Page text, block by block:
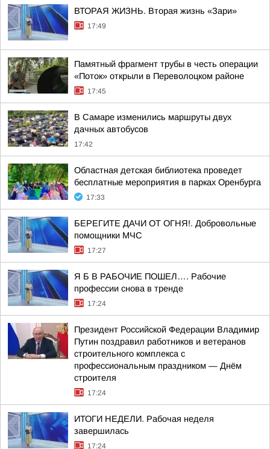
ВТОРАЯ ЖИЗНЬ. Вторая жизнь «Зари»
17:49
Памятный фрагмент трубы в честь операции
«Поток» открыли в Переволоцком районе
17:45
В Самаре изменились маршруты двух
дачных автобусов
17:42
Областная детская библиотека проведет
бесплатные мероприятия в парках Оренбурга
17:33
БЕРЕГИТЕ ДАЧИ ОТ ОГНЯ!. Добровольные
помощники МЧС
17:27
Я Б В РАБОЧИЕ ПОШЕЛ…. Рабочие
профессии снова в тренде
17:24
Президент Российской Федерации Владимир
Путин поздравил работников и ветеранов
строительного комплекса с
профессиональным праздником — Днём
строителя
17:24
ИТОГИ НЕДЕЛИ. Рабочая неделя
завершилась
17:24